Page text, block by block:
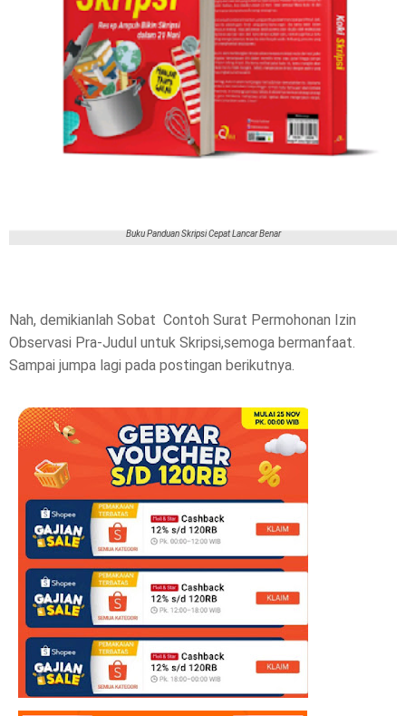
Buku Panduan Skripsi Cepat Lancar Benar
Nah, demikianlah Sobat Contoh Surat Permohonan Izin
Observasi Pra-Judul untuk Skripsi,semoga bermanfaat.
Sampai jumpa lagi pada postingan berikutnya.